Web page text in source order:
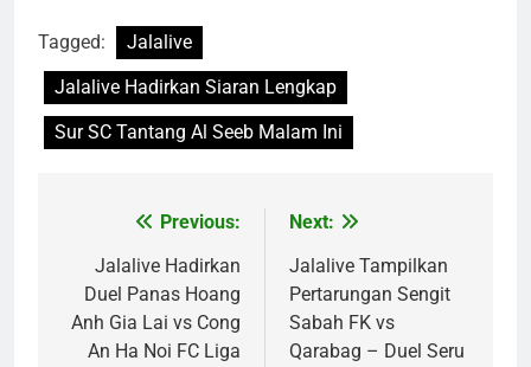
Tagged:
Jalalive
Jalalive Hadirkan Siaran Lengkap
Sur SC Tantang Al Seeb Malam Ini
navigation
Previous:
Jalalive Hadirkan
Duel Panas Hoang
Anh Gia Lai vs Cong
An Ha Noi FC Liga
Next:
Jalalive Tampilkan
Pertarungan Sengit
Sabah FK vs
Qarabag – Duel Seru